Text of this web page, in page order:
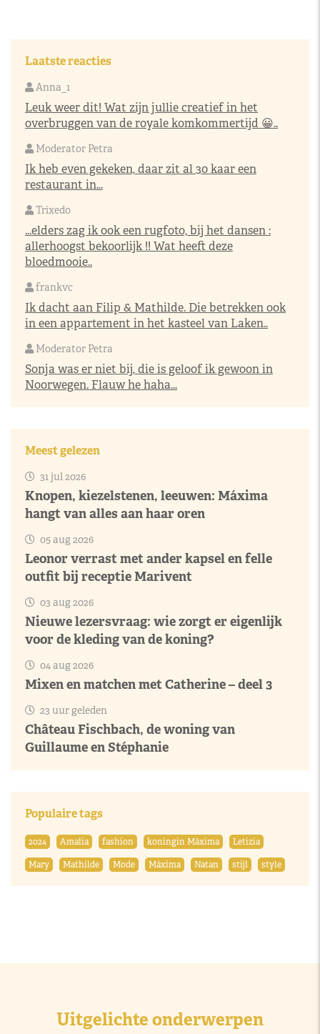
Laatste reacties
Anna_1
Leuk weer dit! Wat zijn jullie creatief in het
overbruggen van de royale komkommertijd 😀..
Moderator Petra
Ik heb even gekeken, daar zit al 30 kaar een
restaurant in...
Trixedo
...elders zag ik ook een rugfoto, bij het dansen :
allerhoogst bekoorlijk !! Wat heeft deze
bloedmooie..
frankvc
Ik dacht aan Filip & Mathilde. Die betrekken ook
in een appartement in het kasteel van Laken..
Moderator Petra
Sonja was er niet bij, die is geloof ik gewoon in
Noorwegen. Flauw he haha...
Meest gelezen
31 jul 2026
Knopen, kiezelstenen, leeuwen: Máxima
hangt van alles aan haar oren
05 aug 2026
Leonor verrast met ander kapsel en felle
outfit bij receptie Marivent
03 aug 2026
Nieuwe lezersvraag: wie zorgt er eigenlijk
voor de kleding van de koning?
04 aug 2026
Mixen en matchen met Catherine – deel 3
23 uur geleden
Château Fischbach, de woning van
Guillaume en Stéphanie
Populaire tags
2024 Amalia fashion koningin Máxima
Letizia
Mary
Mathilde Mode Máxima Natan stijl style
Uitgelichte onderwerpen